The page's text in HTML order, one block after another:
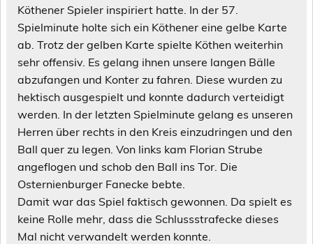
Köthener Spieler inspiriert hatte. In der 57.
Spielminute holte sich ein Köthener eine gelbe Karte
ab. Trotz der gelben Karte spielte Köthen weiterhin
sehr offensiv. Es gelang ihnen unsere langen Bälle
abzufangen und Konter zu fahren. Diese wurden zu
hektisch ausgespielt und konnte dadurch verteidigt
werden. In der letzten Spielminute gelang es unseren
Herren über rechts in den Kreis einzudringen und den
Ball quer zu legen. Von links kam Florian Strube
angeflogen und schob den Ball ins Tor. Die
Osternienburger Fanecke bebte.
Damit war das Spiel faktisch gewonnen. Da spielt es
keine Rolle mehr, dass die Schlussstrafecke dieses
Mal nicht verwandelt werden konnte.